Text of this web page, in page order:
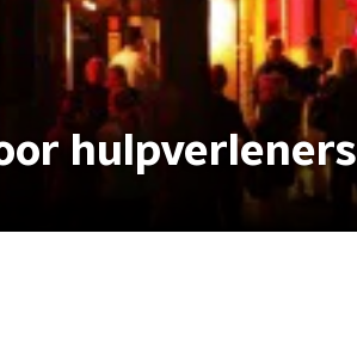
hulpverleners